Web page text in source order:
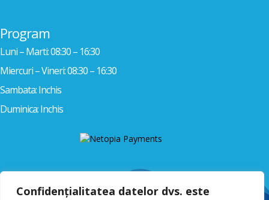
Confidențialitatea datelor dvs. este
Program
Luni – Marti: 08:30 – 16:30
Miercuri – Vineri: 08:30 – 16:30
Sambata: Inchis
Duminica: Inchis